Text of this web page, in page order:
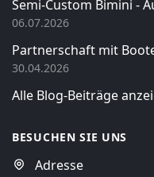
Semi-Custom Bimini -
06.07.2026
Partnerschaft mit
30.04.2026
Alle Blog-Beiträge
BESUCHEN SIE UNS
Adresse